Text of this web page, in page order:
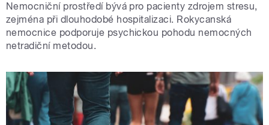
Nemocniční prostředí bývá pro pacienty zdrojem stresu,
zejména při dlouhodobé hospitalizaci. Rokycanská
nemocnice podporuje psychickou pohodu nemocných
netradiční metodou.